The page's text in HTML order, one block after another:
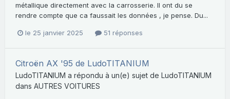
métallique directement avec la carrosserie. Il ont du se
rendre compte que ca faussait les données , je pense. Du...
le 25 janvier 2025 51 réponses
Citroën AX '95 de LudoTITANIUM
LudoTITANIUM a répondu à un(e) sujet de LudoTITANIUM
dans AUTRES VOITURES